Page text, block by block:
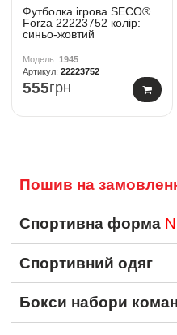
Футболка ігрова SECO®
Forza 22223752 колiр:
синьо-жовтий
1945
22223752
555грн
Пошив на
Спортивна форма
Спортивний одяг
Бокси набори